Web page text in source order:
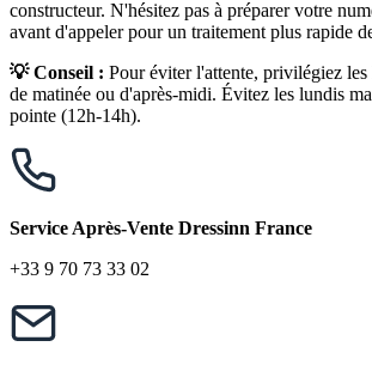
constructeur. N'hésitez pas à préparer votre
avant d'appeler pour un traitement plus rapide
💡 Conseil : Pour éviter l'attente, privilégiez
de matinée ou d'après-midi. Évitez les lundis
pointe (12h-14h).
Service Après-Vente Dressinn France
+33 9 70 73 33 02